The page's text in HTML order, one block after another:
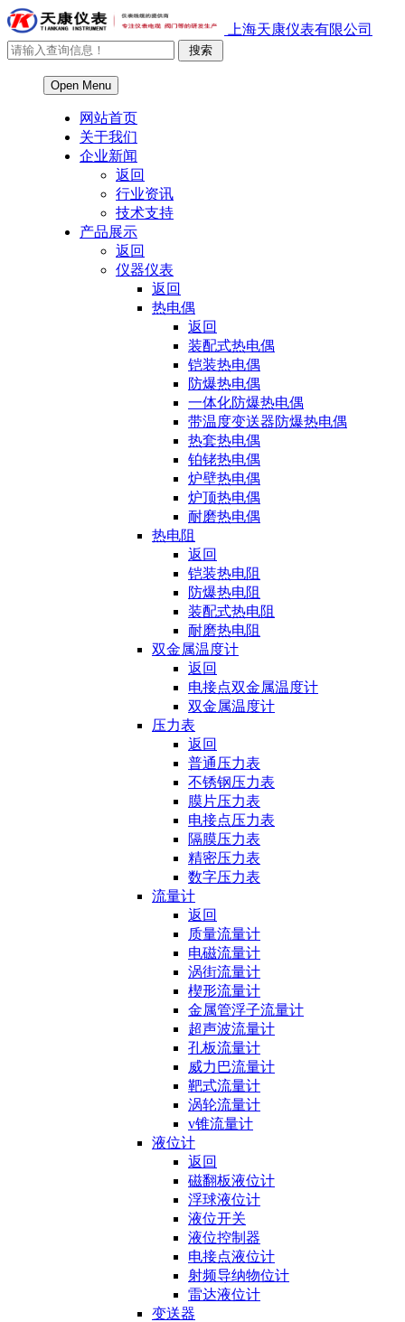
上海天康仪表有限公司
Open Menu
网站首页
关于我们
企业新闻
返回
行业资讯
技术支持
产品展示
返回
仪器仪表
返回
热电偶
返回
装配式热电偶
铠装热电偶
防爆热电偶
一体化防爆热电偶
带温度变送器防爆热电偶
热套热电偶
铂铑热电偶
炉壁热电偶
炉顶热电偶
耐磨热电偶
热电阻
返回
铠装热电阻
防爆热电阻
装配式热电阻
耐磨热电阻
双金属温度计
返回
电接点双金属温度计
双金属温度计
压力表
返回
普通压力表
不锈钢压力表
膜片压力表
电接点压力表
隔膜压力表
精密压力表
数字压力表
流量计
返回
质量流量计
电磁流量计
涡街流量计
楔形流量计
金属管浮子流量计
超声波流量计
孔板流量计
威力巴流量计
靶式流量计
涡轮流量计
v锥流量计
液位计
返回
磁翻板液位计
浮球液位计
液位开关
液位控制器
电接点液位计
射频导纳物位计
雷达液位计
变送器